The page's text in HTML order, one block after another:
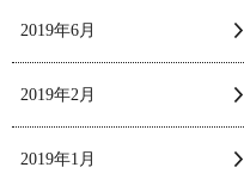
2019年6月
2019年2月
2019年1月